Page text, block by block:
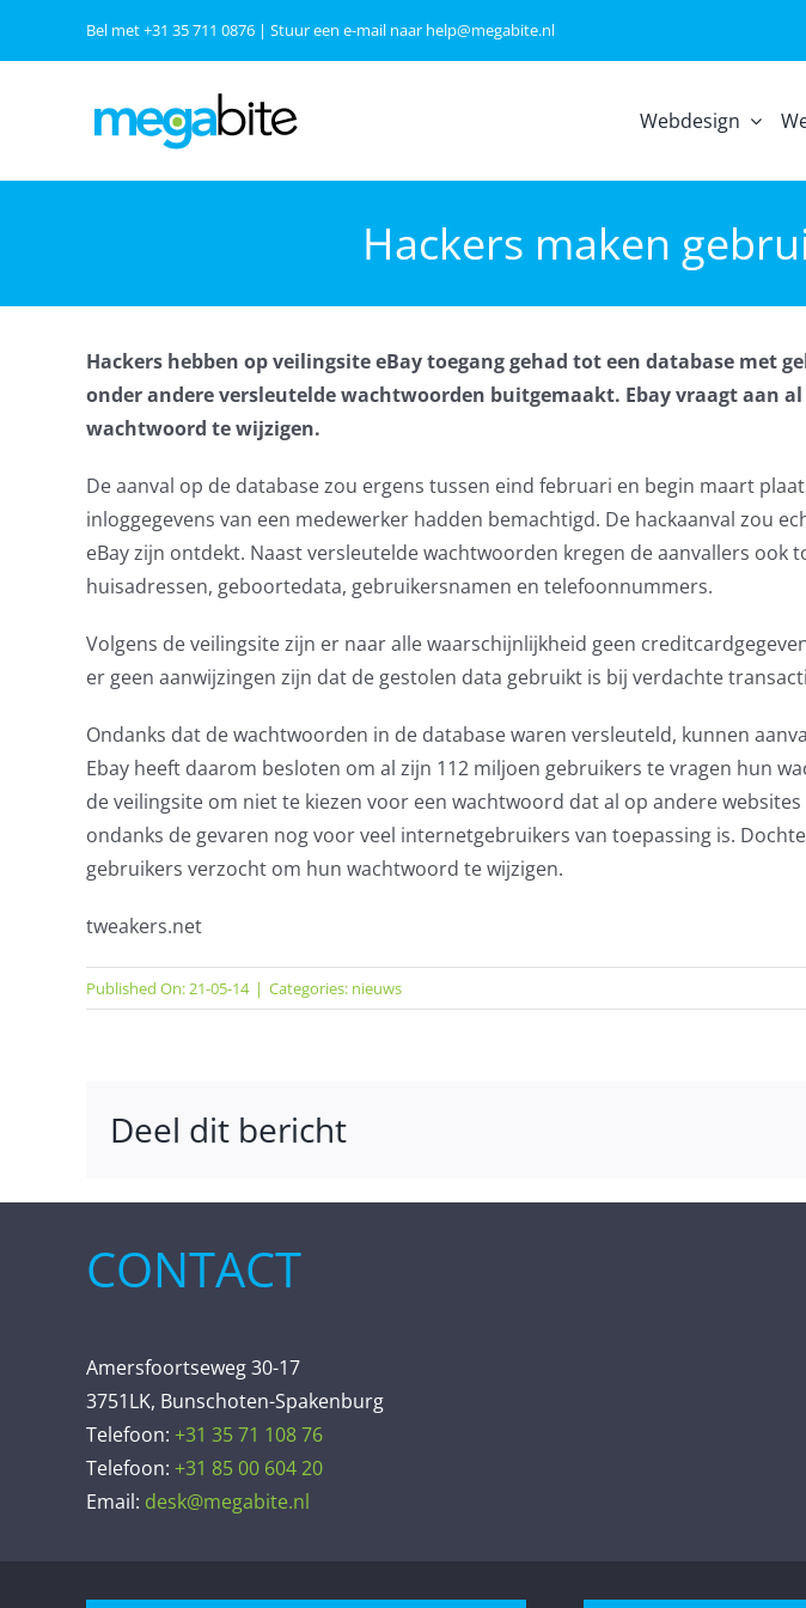
Bel met+31 35 711 0876| Stuur een e-mail naar help@megabite.nl
Webdesign
Hackers maken
Hackers hebben op veilingsite eBay toegang gehad tot een database met
onder andere versleutelde wachtwoorden buitgemaakt. Ebay vraagt aan
wachtwoord te wijzigen.
De aanval op de database zou ergens tussen eind februari en begin maart
inloggegevens van een medewerker hadden bemachtigd. De hackaanval zou
eBay zijn ontdekt. Naast versleutelde wachtwoorden kregen de aanvallers ook
huisadressen, geboortedata, gebruikersnamen en telefoonnummers.
Volgens de veilingsite zijn er naar alle waarschijnlijkheid geen
er geen aanwijzingen zijn dat de gestolen data gebruikt is bij verdachte
Ondanks dat de wachtwoorden in de database waren versleuteld, kunnen
Ebay heeft daarom besloten om al zijn 112 miljoen gebruikers te vragen hun
de veilingsite om niet te kiezen voor een wachtwoord dat al op andere
ondanks de gevaren nog voor veel internetgebruikers van toepassing is.
gebruikers verzocht om hun wachtwoord te wijzigen.
tweakers.net
Published On: 21-05-14 | Categories: nieuws
Deel dit bericht
CONTACT
Amersfoortseweg 30-17
3751LK, Bunschoten-Spakenburg
Telefoon: +31 35 71 108 76
Telefoon: +31 85 00 604 20
Email: desk@megabite.nl